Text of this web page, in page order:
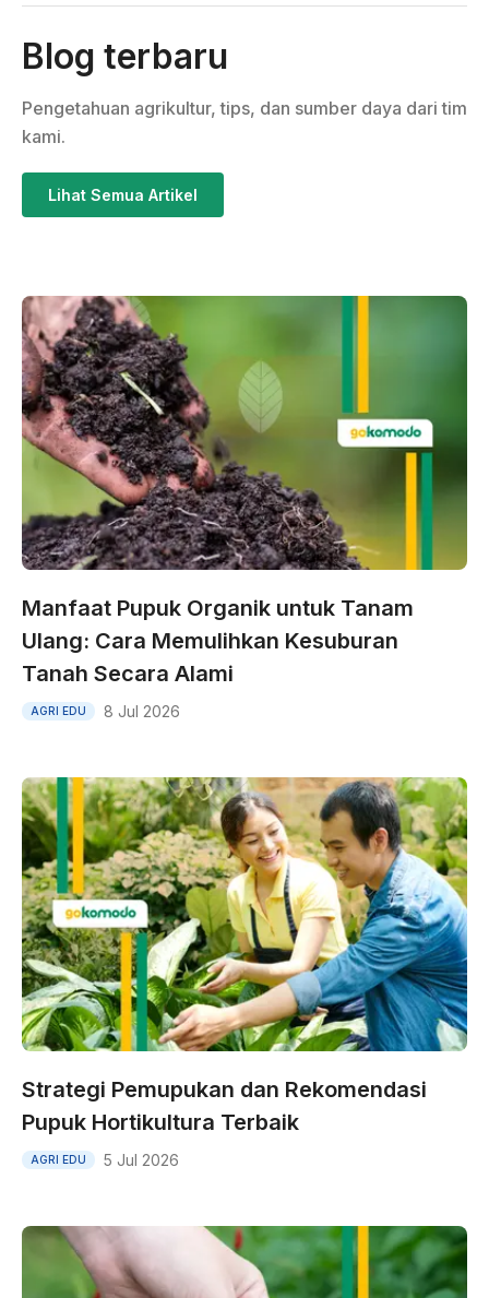
Blog terbaru
Pengetahuan agrikultur, tips, dan sumber daya dari tim
kami.
Lihat Semua Artikel
Manfaat Pupuk Organik untuk Tanam
Ulang: Cara Memulihkan Kesuburan
Tanah Secara Alami
AGRI EDU 8 Jul 2026
Strategi Pemupukan dan Rekomendasi
Pupuk Hortikultura Terbaik
AGRI EDU 5 Jul 2026